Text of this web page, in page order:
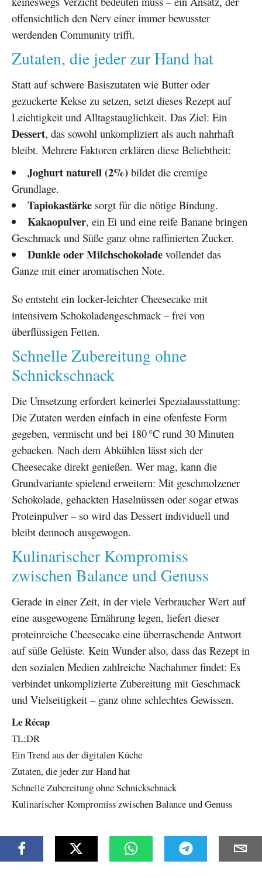
offensichtlich den Nerv einer immer bewusster
werdenden Community trifft.
Zutaten, die jeder zur Hand hat
Statt auf schwere Basiszutaten wie Butter oder
gezuckerte Kekse zu setzen, setzt dieses Rezept auf
Leichtigkeit und Alltagstauglichkeit. Das Ziel: Ein
Dessert, das sowohl unkompliziert als auch nahrhaft
bleibt. Mehrere Faktoren erklären diese Beliebtheit:
Joghurt naturell (2%)bildet die cremige
Grundlage.
Tapiokastärkesorgt für die nötige Bindung.
Kakaopulver, ein Ei und eine reife Banane bringen
Geschmack und Süße ganz ohne raffinierten Zucker.
Dunkle oder Milchschokoladevollendet das
Ganze mit einer aromatischen Note.
So entsteht ein locker-leichter Cheesecake mit
intensivem Schokoladengeschmack – frei von
überflüssigen Fetten.
Schnelle Zubereitung ohne
Schnickschnack
Die Umsetzung erfordert keinerlei Spezialausstattung:
Die Zutaten werden einfach in eine ofenfeste Form
gegeben, vermischt und bei 180 °C rund 30 Minuten
gebacken. Nach dem Abkühlen lässt sich der
Cheesecake direkt genießen. Wer mag, kann die
Grundvariante spielend erweitern: Mit geschmolzener
Schokolade, gehackten Haselnüssen oder sogar etwas
Proteinpulver – so wird das Dessert individuell und
bleibt dennoch ausgewogen.
Kulinarischer Kompromiss
zwischen Balance und Genuss
Gerade in einer Zeit, in der viele Verbraucher Wert auf
eine ausgewogene Ernährung legen, liefert dieser
proteinreiche Cheesecake eine überraschende Antwort
auf süße Gelüste. Kein Wunder also, dass das Rezept in
den sozialen Medien zahlreiche Nachahmer findet: Es
verbindet unkomplizierte Zubereitung mit Geschmack
und Vielseitigkeit – ganz ohne schlechtes Gewissen.
Le Récap
TL;DR
Ein Trend aus der digitalen Küche
Zutaten, die jeder zur Hand hat
Schnelle Zubereitung ohne Schnickschnack
Kulinarischer Kompromiss zwischen Balance und Genuss